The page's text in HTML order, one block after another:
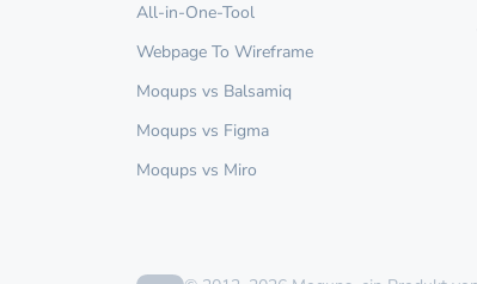
All-in-One-Tool
Webpage To Wireframe
Moqups vs Balsamiq
Moqups vs Figma
Moqups vs Miro